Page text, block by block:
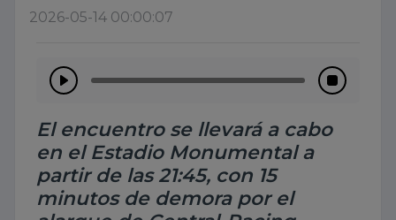
2026-05-14 00:00:07
El encuentro se llevará a cabo
en el Estadio Monumental a
partir de las 21:45, con 15
minutos de demora por el